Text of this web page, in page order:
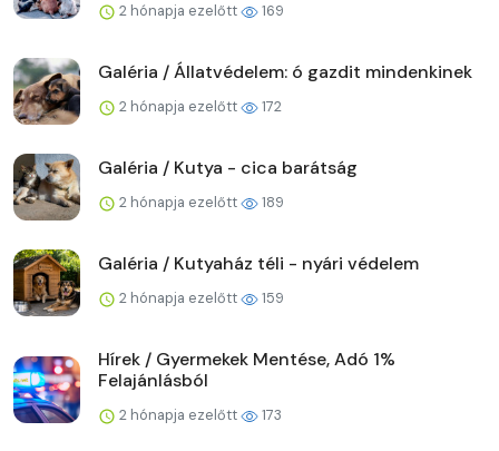
2 hónapja ezelőtt 169
Galéria / Állatvédelem: ó gazdit mindenkinek
2 hónapja ezelőtt 172
Galéria / Kutya - cica barátság
2 hónapja ezelőtt 189
Galéria / Kutyaház téli - nyári védelem
2 hónapja ezelőtt 159
Hírek / Gyermekek Mentése, Adó 1%
Felajánlásból
2 hónapja ezelőtt 173